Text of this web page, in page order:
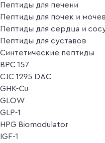
Пептиды для печени
Пептиды для почек и
Пептиды для сердца и
Пептиды для суставов
Синтетические пептиды
BPC 157
CJC 1295 DAC
GHK-Cu
GLOW
GLP-1
HPG Biomodulator
IGF-1